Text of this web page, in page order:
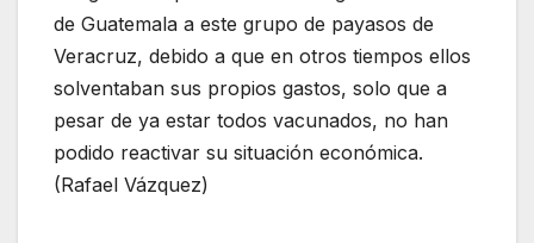
de Guatemala a este grupo de payasos de
Veracruz, debido a que en otros tiempos ellos
solventaban sus propios gastos, solo que a
pesar de ya estar todos vacunados, no han
podido reactivar su situación económica.
(Rafael Vázquez)